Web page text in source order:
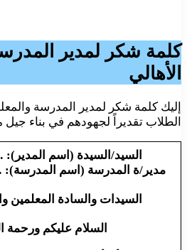
كلمة شكر لمدير
الأهالي
إليك كلمة شكر لمدير المدرسة
الطلاب تقديراً لجهودهم في بناء
السيد/السيدة (اسم
مدير/ة المدرسة (اسم
السيدات والسادة المعلمين
السلام عليكم ورحمة